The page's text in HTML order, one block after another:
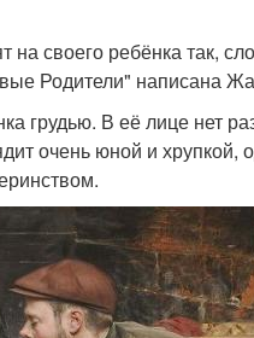
своего ребёнка так,
Родители" написана
грудью. В её лице нет
очень юной и хрупкой,